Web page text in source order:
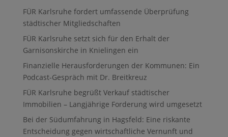
FÜR Karlsruhe fordert umfassende Überprüfung
städtischer Mitgliedschaften
FÜR Karlsruhe setzt sich für den Erhalt der
Garnisonskirche in Knielingen ein
Finanzielle Herausforderungen der Kommunen: Ein
Podcast-Gespräch mit Dr. Breitkreuz
FÜR Karlsruhe begrüßt Verkauf städtischer
Immobilien – Langjährige Forderung wird umgesetzt
Bei der Südumfahrung in Hagsfeld: Eine riskante
Entscheidung gegen wirtschaftliche Vernunft und